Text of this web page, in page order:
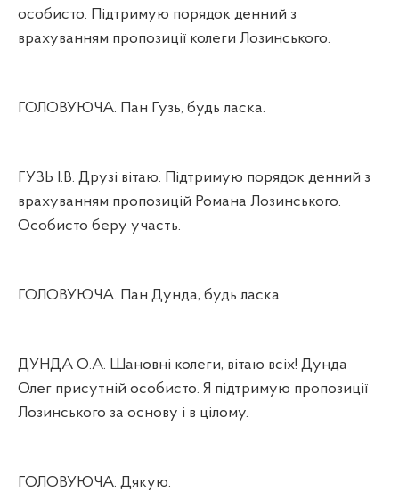
особисто. Підтримую порядок денний з
врахуванням пропозиції колеги Лозинського.
ГОЛОВУЮЧА. Пан Гузь, будь ласка.
ГУЗЬ І.В. Друзі вітаю. Підтримую порядок денний з
врахуванням пропозицій Романа Лозинського.
Особисто беру участь.
ГОЛОВУЮЧА. Пан Дунда, будь ласка.
ДУНДА О.А. Шановні колеги, вітаю всіх! Дунда
Олег присутній особисто. Я підтримую пропозиції
Лозинського за основу і в цілому.
ГОЛОВУЮЧА. Дякую.